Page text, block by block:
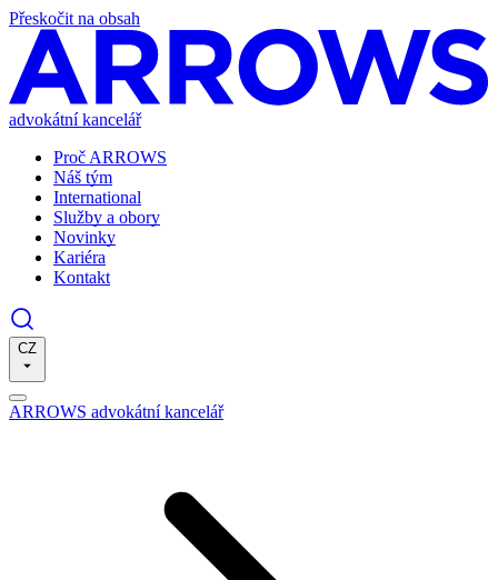
Přeskočit na obsah
advokátní kancelář
Proč ARROWS
Náš tým
International
Služby a obory
Novinky
Kariéra
Kontakt
CZ
ARROWS advokátní kancelář